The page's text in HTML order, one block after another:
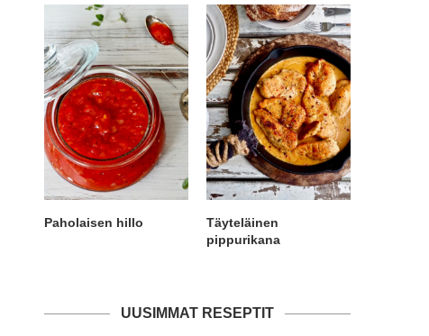
Paholaisen hillo
Täyteläinen
pippurikana
UUSIMMAT RESEPTIT